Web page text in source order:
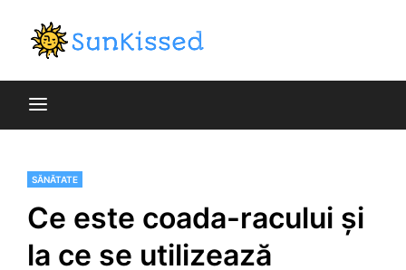
content
SĂNĂTATE
Ce este coada-racului și
la ce se utilizează